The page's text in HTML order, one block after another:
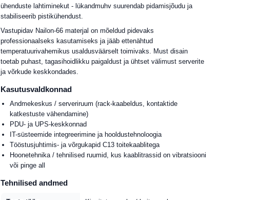
ühenduste lahtiminekut - lükandmuhv suurendab pidamisjõudu ja
stabiliseerib pistikühendust.
Vastupidav Nailon-66 materjal on mõeldud pidevaks
professionaalseks kasutamiseks ja jääb ettenähtud
temperatuurivahemikus usaldusväärselt toimivaks. Must disain
toetab puhast, tagasihoidlikku paigaldust ja ühtset välimust serverite
ja võrkude keskkondades.
Kasutusvaldkonnad
Andmekeskus / serveriruum (rack-kaabeldus, kontaktide
katkestuste vähendamine)
PDU- ja UPS-keskkonnad
IT-süsteemide integreerimine ja hooldustehnoloogia
Tööstusjuhtimis- ja võrgukapid C13 toitekaablitega
Hoonetehnika / tehnilised ruumid, kus kaablitrassid on vibratsiooni
või pinge all
Tehnilised andmed